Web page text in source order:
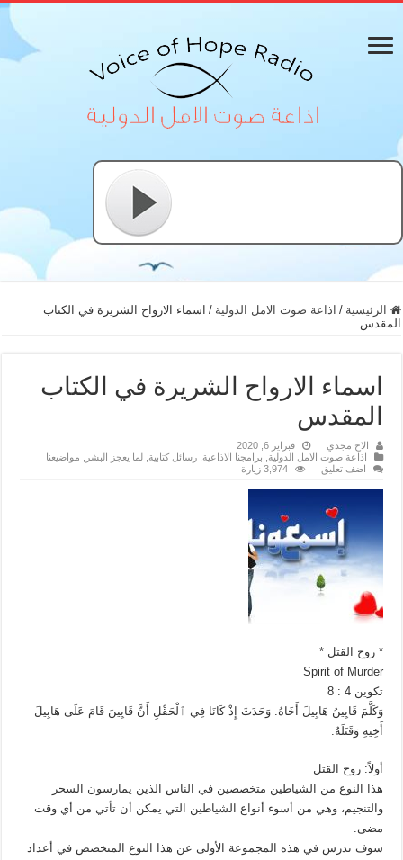
الرئيسية / اذاعة صوت الامل الدولية / اسماء الارواح الشريرة في الكتاب
المقدس
اسماء الارواح الشريرة في الكتاب
المقدس
الاخ مجدي
فبراير 6, 2020
اذاعة صوت الامل الدولية
برامجنا الاذاعية ,رسائل كتابية ,لما يعجز البشر
مواضيعنا
اضف تعليق
3,974 زيارة
* روح القتل *
Spirit of Murder
تكوين 4 : 8
وَكَلَّمَ قَايِينُ هَابِيلَ أَخَاهُ. وَحَدَثَ إِذْ كَانَا فِي ٱلْحَقْلِ أَنَّ قَايِينَ قَامَ عَلَى هَابِيلَ
أَخِيهِ وَقَتَلَهُ.
أولاً: روح القتل
هذا النوع من الشياطين متخصصين في الناس الذين يمارسون السحر
والتنجيم، وهي من أسوء أنواع الشياطين التي يمكن أن تأتي من أي وقت
مضى.
سوف ندرس في هذه المجموعة الأولى عن هذا النوع المتخصص في أعداد